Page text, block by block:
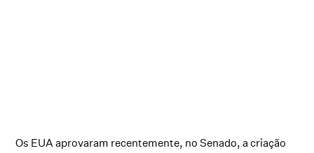
Os EUA aprovaram recentemente, no Senado, a criação